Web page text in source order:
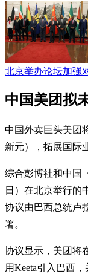
北京举办论坛加强
中国美团拟
中国外卖巨头美团
新元），拓展国际
综合彭博社和中国
日）在北京举行的
协议由巴西总统卢
署。
协议显示，美团将
用Keeta引入巴西